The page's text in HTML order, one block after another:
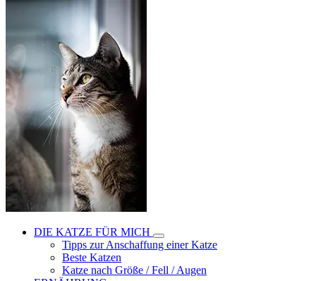
DIE KATZE FÜR MICH
Tipps zur Anschaffung einer Katze
Beste Katzen
Katze nach Größe / Fell / Augen